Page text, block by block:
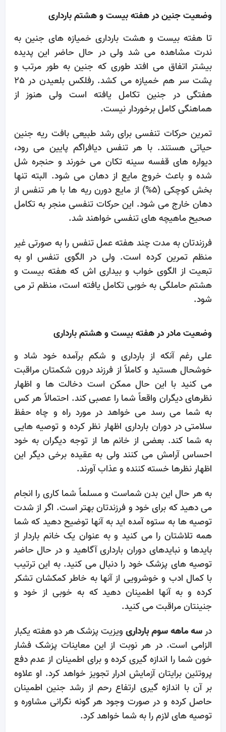
وضعیت جنین در هفته بیست و هشتم بارداری
تا هفته بیست و هشت بارداری خمیازه های جنین به
ندرت مشاهده می شد ولی در حال حاضر این پدیده
بیشتر اتفاق می افتد طوری که جنین به طور مرتب و
پشت سر هم خمیازه می کشد. رفلکس بلعیدن در 25
هفتگی در جنین تکامل یافته است ولی هنوز از
هماهنگی کامل برخوردار نیست.
تمرین حرکات تنفسی برای رشد طبیعی بافت ریه جنین
حیاتی هستند. با هر تنفس دیافراگم پایین می رود،
دیواره های قفسه سینه تکان می خورند و حنجره شل
شده و باعث خروج مایع از دهان می شود. البته تنها
بخش کوچکی (5%) از مایع دورن ریه ها با هر تنفس از
دهان خارج می شود. این حرکات تنفسی منجر به تکامل
صحیح ماهیچه های تنفسی خواهند شد.
فرزندتان به مدت چند هفته عمل تنفس را به صورتی غیر
منظم تمرین کرده است. ولی در الگوی تنفس او به
تبعیت از الگوی خواب و بیداری اش که هفته بیست و
هشتم حاملگی به خوبی تکامل یافته است، منظم تر می
شود.
وضعیت مادر در هفته بیست و هشتم بارداری
علی رغم آنکه از بارداری و شکم برآمده خود شاد و
خوشحال هستید و کاملاً از فرزند درون شکمتان مراقبت
می کنید با این حال ممکن است دخالت ها و اظهار
نظرهای دیگران واقعاً شما را عصبی کند. احتمالاً هر کس
به شما می رسد می خواهد در مورد راه و چاه حفظ
سلامتی در دوران بارداری اظهار نظر کرده و توصیه هایی
به شما کند. بعضی از خانم ها از توجه دیگران به خود
احساس آرامش می کنند ولی به عقیده برخی دیگر این
اظهار نظرها خسته کننده و عذاب آورند.
به هر حال این بدن شماست و مسلماً شما کاری را انجام
می دهید که برای خود و فرزندتان بهتر است. اگر از شدت
توصیه ها به ستوه آمده اید به آنها توضیح دهید که شما
همه تلاشتان را می کنید و به عنوان یک خانم باردار از
بایدها و نبایدهای دوران بارداری آگاهید و در حال حاضر
توصیه های پزشک خود را دنبال می کنید. به این ترتیب
با کمال ادب و خوشرویی از آنها به خاطر کمکشان تشکر
کرده و به آنها اطمینان دهید که به خوبی از خود و
جنینتان مراقبت می کنید.
درسه ماهه سوم بارداریویزیت پزشک هر دو هفته یکبار
الزامی است. در هر نوبت از این معاینات پزشک فشار
خون شما را اندازه گیری کرده و برای اطمینان از عدم دفع
پروتئین برایتان آزمایش ادرار تجویز خواهد کرد. او علاوه
بر آن با اندازه گیری ارتفاع رحم از رشد جنین اطمینان
حاصل کرده و در صورت وجود هر گونه نگرانی مشاوره و
توصیه های لازم را به شما خواهد کرد.